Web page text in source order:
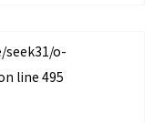
seek31/o-
line495